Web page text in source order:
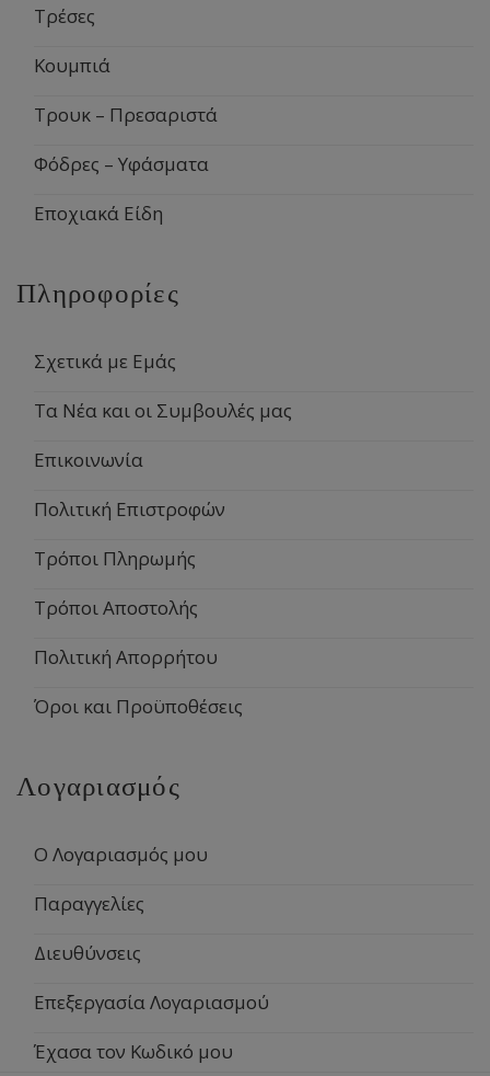
Τρέσες
Κουμπιά
Τρουκ – Πρεσαριστά
Φόδρες – Υφάσματα
Εποχιακά Είδη
Πληροφορίες
Σχετικά με Εμάς
Τα Νέα και οι Συμβουλές μας
Επικοινωνία
Πολιτική Επιστροφών
Τρόποι Πληρωμής
Τρόποι Αποστολής
Πολιτική Απορρήτου
Όροι και Προϋποθέσεις
Λογαριασμός
Ο Λογαριασμός μου
Παραγγελίες
Διευθύνσεις
Επεξεργασία Λογαριασμού
Έχασα τον Κωδικό μου